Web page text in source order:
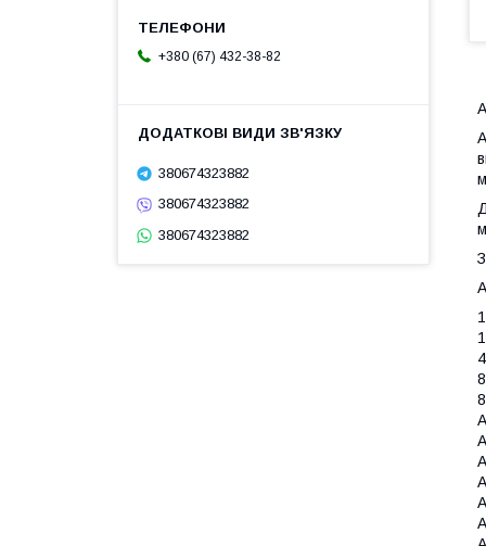
+380 (67) 432-38-82
380674323882
380674323882
380674323882